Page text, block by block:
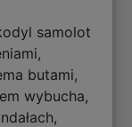
samolot
butami,
wybucha,